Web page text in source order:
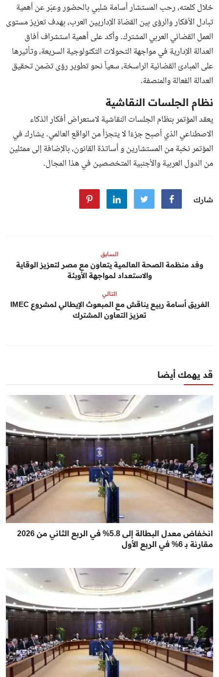
خلال كلمته، رحب المستشار أسامة شلبي بالحضور وعبّر عن أهمية
تبادل الأفكار والرؤى بين القضاة الإداريين العرب، بهدف تعزيز مستوى
العمل القضائي العربي المشترك. وأكد على أهمية استشراف آفاق
العدالة الإدارية في مواجهة التحولات التكنولوجية السريعة، وتأثيرها
على المبادئ القضائية الراسخة، سعياً نحو تطوير رؤى تضمن تحقيق
العدالة الفعالة والمنصفة.
نظام الجلسات النقاشية
يعقد المؤتمر بنظام الجلسات النقاشية لاستعراض أفكار الذكاء
الاصطناعي الذي أصبح جزءًا لا يتجزأ من الواقع العالمي. يشارك في
المؤتمر نخبة من المستشارين و أساتذة القانون، بالإضافة إلى ممثلين
من الدول العربية والأجنبية المتخصصين في هذا المجال.
شارك
السابق
وفد منظمة الصحة العالمية يتعاون مع مصر لتعزيز الوقاية
والاستعداد لمواجهة الأوبئة
التالي
الفريق أسامة ربيع يناقش مع المبعوث الإيطالي لمشروع IMEC
تعزيز التعاون المشترك
قد يهمك أيضا
انخفاض معدل البطالة إلى 5.8% في الربع الثاني من 2026
مقارنة بـ 6% في الربع الأول